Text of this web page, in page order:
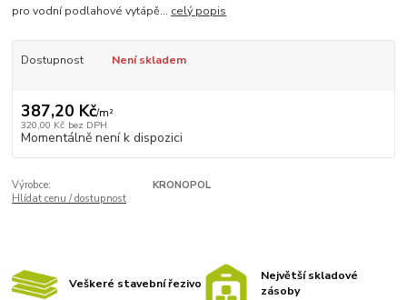
pro vodní podlahové vytápě... celý popis
Dostupnost Není skladem
387,20 Kč/m²
320,00 Kč bez DPH
Momentálně není k dispozici
Výrobce:
KRONOPOL
Hlídat cenu / dostupnost
Veškeré stavební řezivo
Největší skladové
zásoby